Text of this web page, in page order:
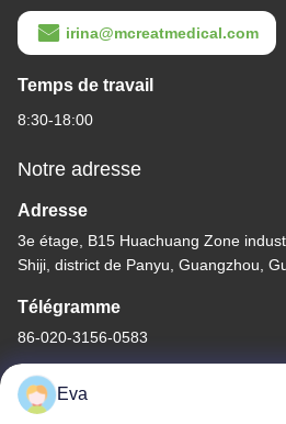
irina@mcreatmedical.com
Temps de travail
8:30-18:00
Notre adresse
Adresse
3e étage, B15 Huachuang Zone
Shiji, district de Panyu, Guangzhou,
Télégramme
86-020-3156-0583
Eva